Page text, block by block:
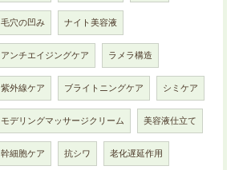
毛穴の凹み ナイト美容液
アンチエイジングケア ラメラ構造
紫外線ケア ブライトニングケア シミケア
モデリングマッサージクリーム 美容液仕立て
幹細胞ケア 抗シワ 老化遅延作用